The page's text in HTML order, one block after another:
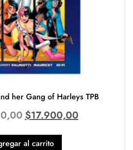
her Gang of Harleys TPB
$17.900,00
al carrito